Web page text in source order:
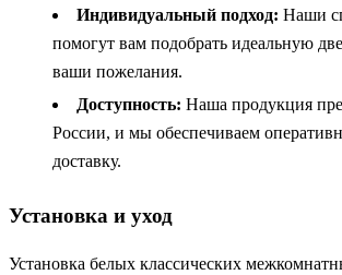
Индивидуальный подход: Наши
помогут вам подобрать идеальную
ваши пожелания.
Доступность: Наша продукция
России, и мы обеспечиваем
доставку.
Установка и уход
Установка белых классических